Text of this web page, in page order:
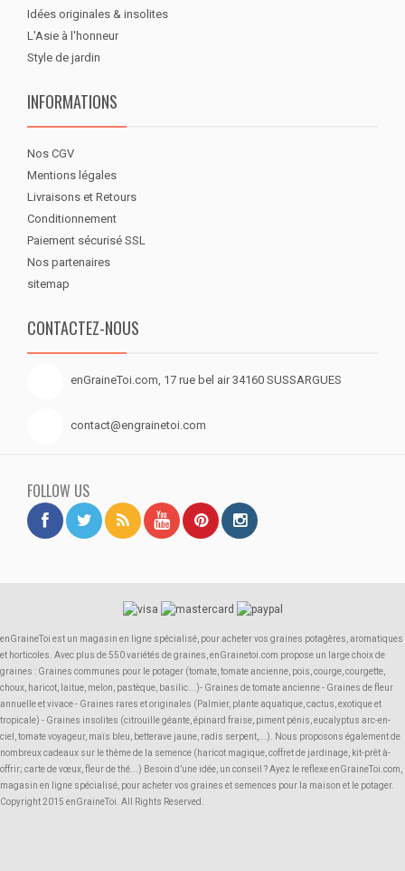
Idées originales & insolites
L'Asie à l'honneur
Style de jardin
INFORMATIONS
Nos CGV
Mentions légales
Livraisons et Retours
Conditionnement
Paiement sécurisé SSL
Nos partenaires
sitemap
CONTACTEZ-NOUS
enGraineToi.com, 17 rue bel air 34160 SUSSARGUES
contact@engrainetoi.com
FOLLOW US
enGraineToi est un magasin en ligne spécialisé, pour acheter vos graines potagères, aromatiques
et horticoles. Avec plus de 550 variétés de graines, enGrainetoi.com propose un large choix de
graines : Graines communes pour le potager (tomate, tomate ancienne, pois, courge, courgette,
choux, haricot, laitue, melon, pastèque, basilic...)- Graines de tomate ancienne - Graines de fleur
annuelle et vivace - Graines rares et originales (Palmier, plante aquatique, cactus, exotique et
tropicale) - Graines insolites (citrouille géante, épinard fraise, piment pénis, eucalyptus arc-en-
ciel, tomate voyageur, maïs bleu, betterave jaune, radis serpent,...). Nous proposons également de
nombreux cadeaux sur le thème de la semence (haricot magique, coffret de jardinage, kit-prêt à-
offrir; carte de vœux, fleur de thé...) Besoin d’une idée, un conseil ? Ayez le reflexe enGraineToi.com,
magasin en ligne spécialisé, pour acheter vos graines et semences pour la maison et le potager.
Copyright 2015 enGraineToi. All Rights Reserved.